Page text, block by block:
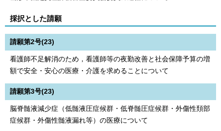
採択とした請願
請願第2号(23)
看護師不足解消のため，看護師等の夜勤改善と社会保障予算の増
額で安全・安心の医療・介護を求めることについて
請願第3号(23)
脳脊髄液減少症（低髄液圧症候群・低脊髄圧症候群・外傷性頚部
症候群・外傷性髄液漏れ等）の医療について